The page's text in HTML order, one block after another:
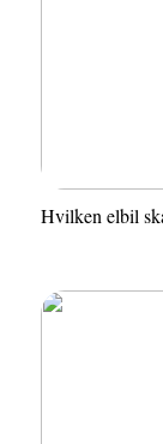
Hvilken elbil